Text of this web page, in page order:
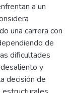
a un
una carrera con
de
dificultades
y
decisión de